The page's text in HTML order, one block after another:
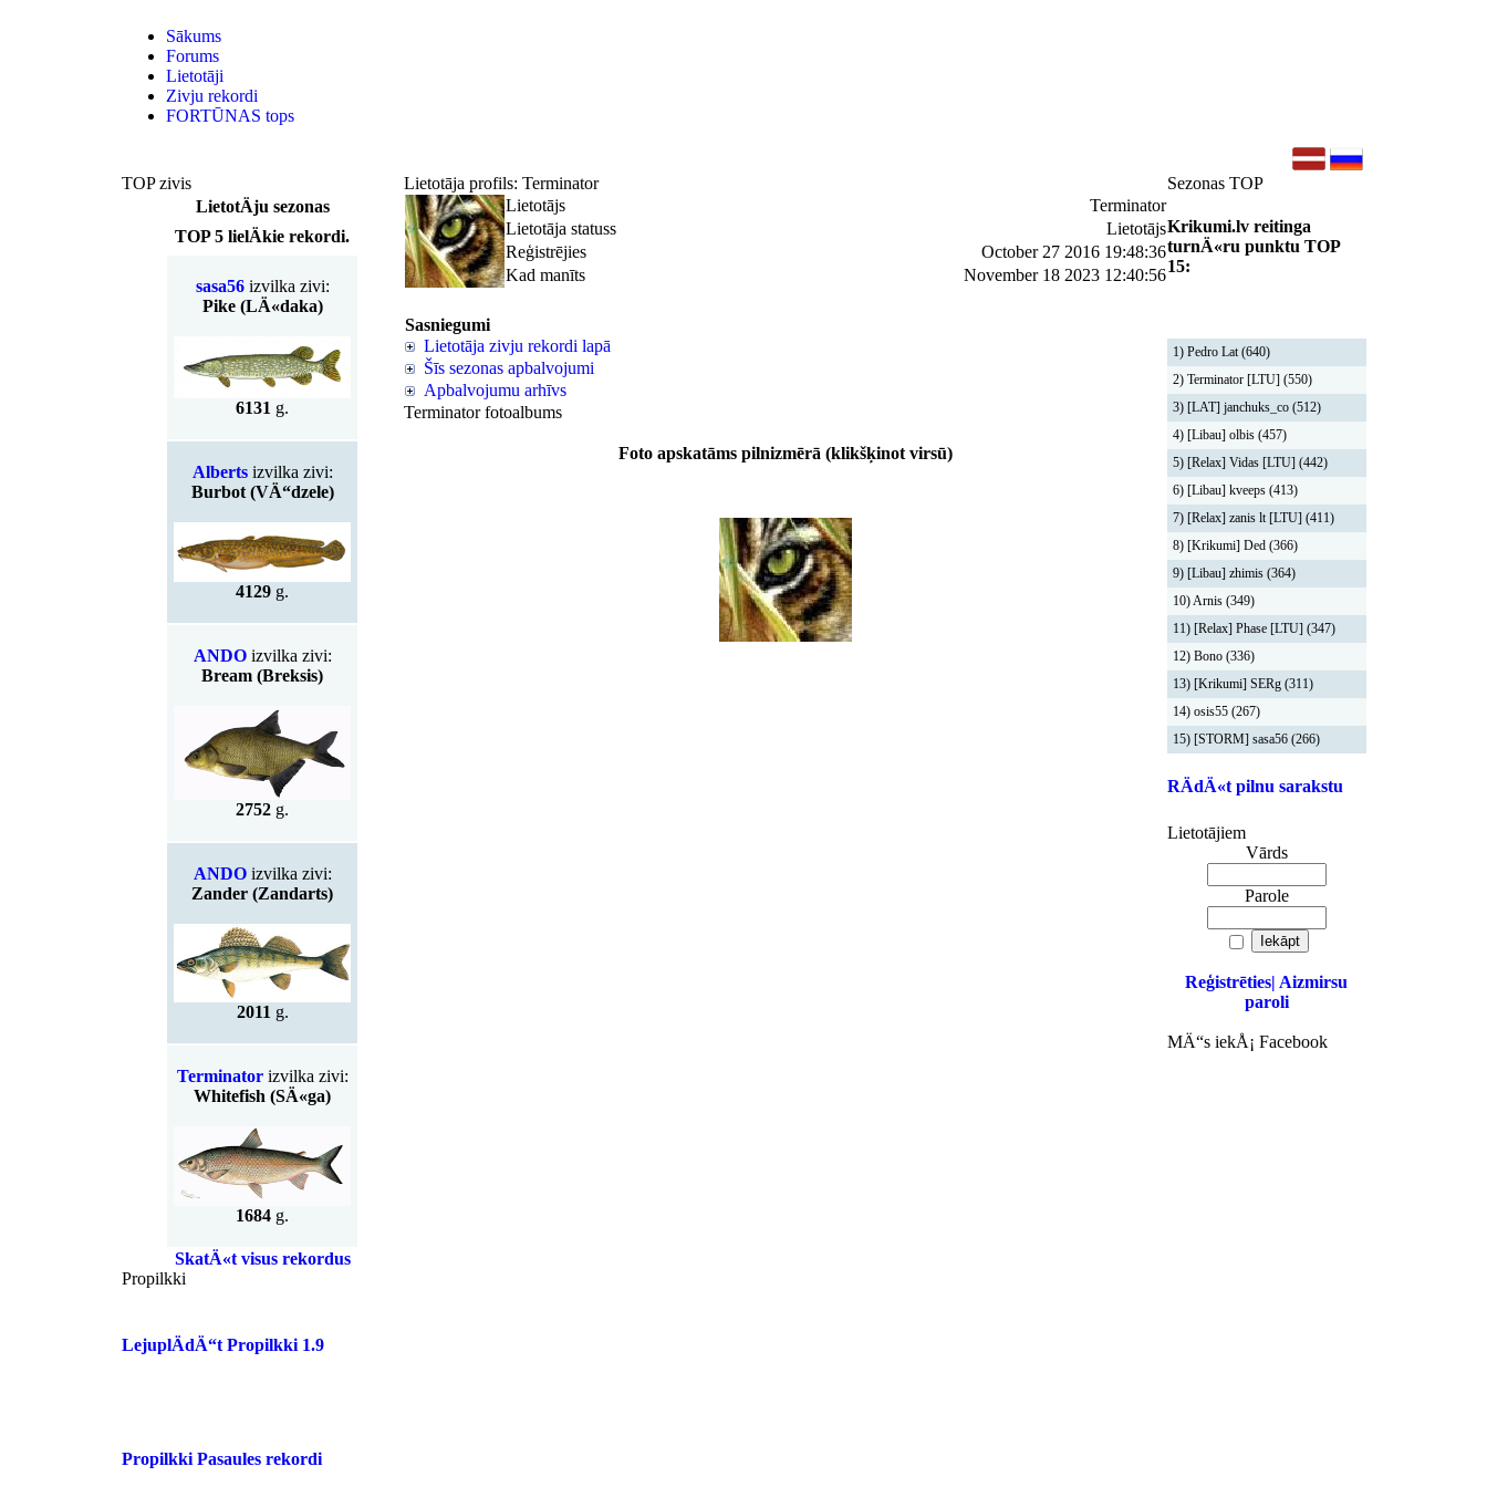
Sākums
Forums
Lietotāji
Zivju rekordi
FORTŪNAS tops
TOP zivis
LietotÄju sezonas
TOP 5 lielÄkie rekordi.
sasa56 izvilka zivi:
Pike (LÄ«daka)
6131 g.
Alberts izvilka zivi:
Burbot (VÄ“dzele)
4129 g.
ANDO izvilka zivi:
Bream (Breksis)
2752 g.
ANDO izvilka zivi:
Zander (Zandarts)
2011 g.
Terminator izvilka zivi:
Whitefish (SÄ«ga)
1684 g.
SkatÄ«t visus rekordus
Propilkki
LejuplÄdÄ“t Propilkki 1.9
Propilkki Pasaules rekordi
Lietotāja profils: Terminator
Lietotājs
Terminator
Lietotāja statuss
Lietotājs
Reģistrējies
October 27 2016 19:48:36
Kad manīts
November 18 2023 12:40:56
Sasniegumi
Lietotāja zivju rekordi lapā
Šīs sezonas apbalvojumi
Apbalvojumu arhīvs
Terminator fotoalbums
Foto apskatāms pilnizmērā (klikšķinot virsū)
Sezonas TOP
Krikumi.lv reitinga
turnÄ«ru punktu TOP
15:
1) Pedro Lat (640)
2) Terminator [LTU] (550)
3) [LAT] janchuks_co (512)
4) [Libau] olbis (457)
5) [Relax] Vidas [LTU] (442)
6) [Libau] kveeps (413)
7) [Relax] zanis lt [LTU] (411)
8) [Krikumi] Ded (366)
9) [Libau] zhimis (364)
10) Arnis (349)
11) [Relax] Phase [LTU] (347)
12) Bono (336)
13) [Krikumi] SERg (311)
14) osis55 (267)
15) [STORM] sasa56 (266)
RÄdÄ«t pilnu sarakstu
Lietotājiem
Vārds
Parole
Reģistrēties| Aizmirsu
paroli
MÄ“s iekÅ¡ Facebook